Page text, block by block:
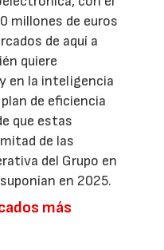
millones de euros
de aquí a
quiere
en la inteligencia
de eficiencia
que estas
de las
del Grupo en
en 2025.
más